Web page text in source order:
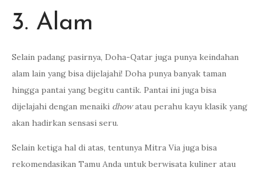
3. Alam
Selain padang pasirnya, Doha-Qatar juga punya keindahan
alam lain yang bisa dijelajahi! Doha punya banyak taman
hingga pantai yang begitu cantik. Pantai ini juga bisa
dijelajahi dengan menaiki dhowatau perahu kayu klasik yang
akan hadirkan sensasi seru.
Selain ketiga hal di atas, tentunya Mitra Via juga bisa
rekomendasikan Tamu Anda untuk berwisata kuliner atau